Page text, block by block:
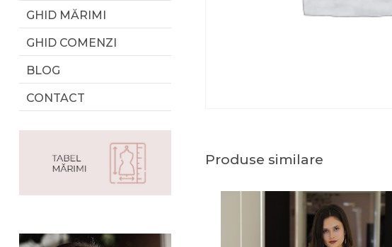
GHID MĂRIMI
GHID COMENZI
BLOG
CONTACT
Produse similare